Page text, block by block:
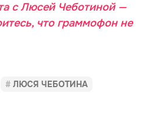
с Люсей Чеботиной —
что граммофон не
ЛЮСЯ ЧЕБОТИНА